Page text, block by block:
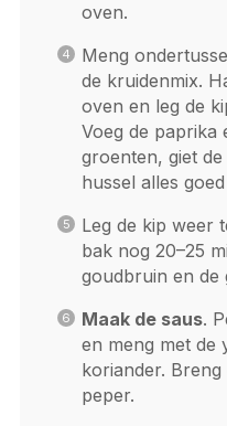
oven.
Meng
de kruidenmix.
oven en leg de
Voeg de paprika
groenten, giet
hussel alles
Leg de kip weer
bak nog 20–25
goudbruin en de
Maak de saus.
en meng met de
koriander.
peper.